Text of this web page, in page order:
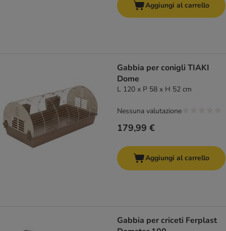
Aggiungi al carrello
Gabbia per conigli TIAKI
Dome
L 120 x P 58 x H 52 cm
179,99 €
Nessuna valutazione
Aggiungi al carrello
Gabbia per criceti Ferplast